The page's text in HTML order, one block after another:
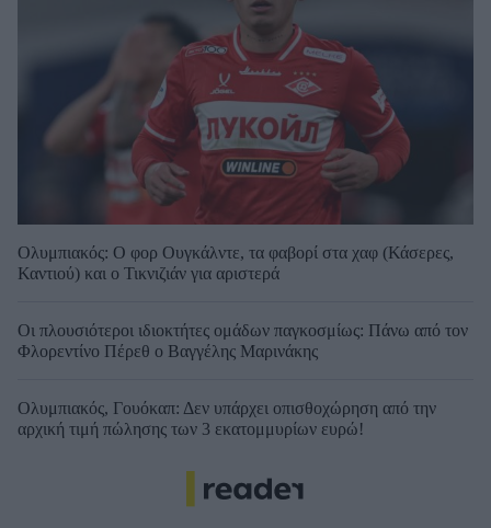
Ολυμπιακός: Ο φορ Ουγκάλντε, τα φαβορί στα χαφ (Κάσερες,
Καντιού) και ο Τικνιζιάν για αριστερά
Οι πλουσιότεροι ιδιοκτήτες ομάδων παγκοσμίως: Πάνω από τον
Φλορεντίνο Πέρεθ ο Βαγγέλης Μαρινάκης
Ολυμπιακός, Γουόκαπ: Δεν υπάρχει οπισθοχώρηση από την
αρχική τιμή πώλησης των 3 εκατομμυρίων ευρώ!